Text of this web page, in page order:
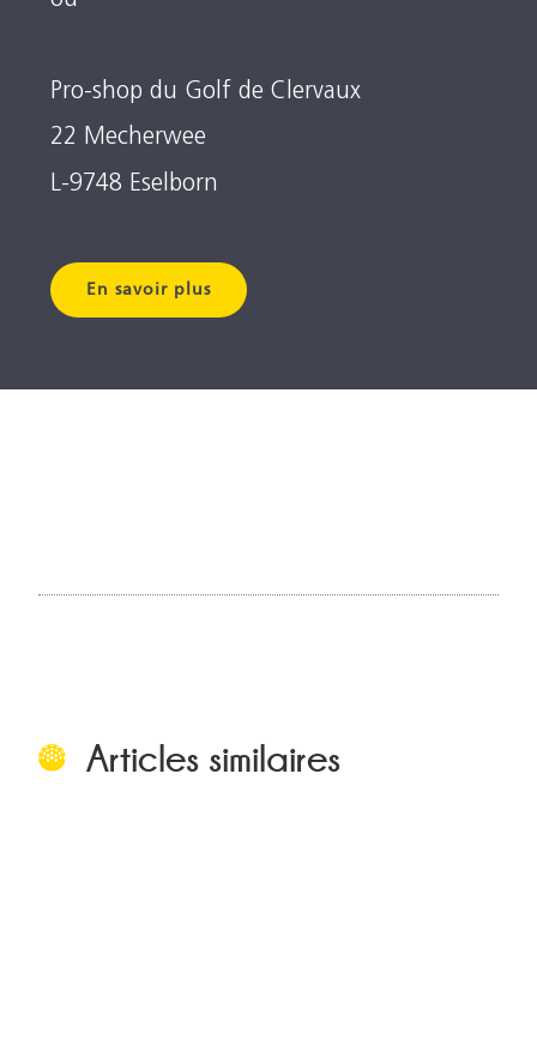
Pro-shop du Golf de Clervaux
22 Mecherwee
L-9748 Eselborn
En savoir plus
Articles similaires